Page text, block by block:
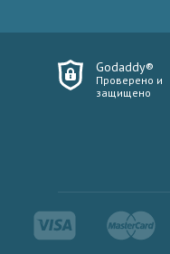
Godaddy®
Проверено и
защищено